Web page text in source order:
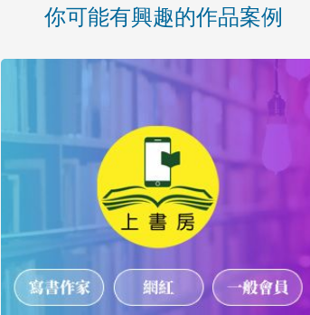
你可能有興趣的作品案例